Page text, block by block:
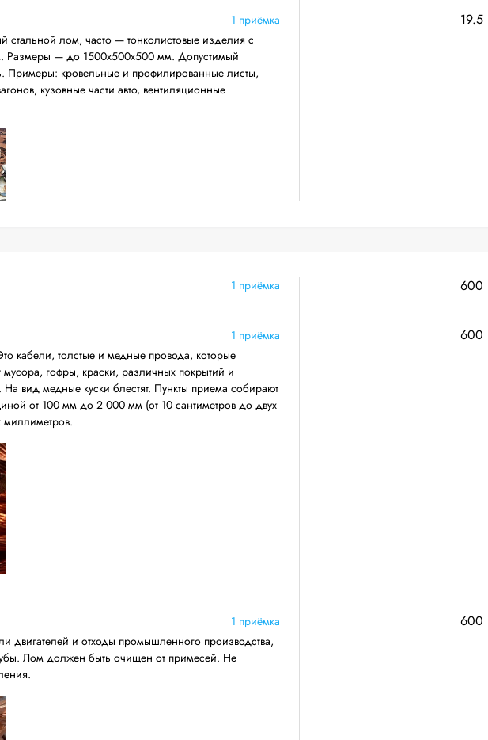
1 приёмка
лом, часто — тонколистовые изделия с
Размеры — до 1500х500х500 мм. Допустимый
Примеры: кровельные и профилированные листы,
кузовные части авто, вентиляционные
19.5
1 приёмка 600
1 приёмка
кабели, толстые и медные провода, которые
гофры, краски, различных покрытий и
вид медные куски блестят. Пункты приема собирают
от 100 мм до 2 000 мм (от 10 сантиметров до двух
миллиметров.
600
1 приёмка
двигателей и отходы промышленного производства,
Лом должен быть очищен от примесей. Не
600